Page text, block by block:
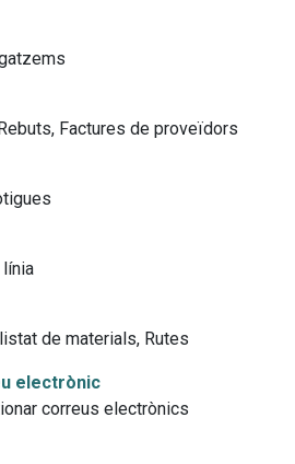
Factures de proveïdors
de materials, Rutes
electrònic
correus electrònics